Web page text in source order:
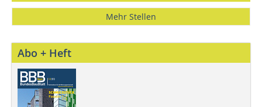
Mehr Stellen
Abo + Heft